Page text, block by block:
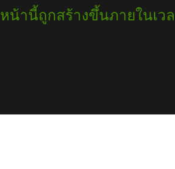
หน้านี้ถูกสร้างขึ้นภายในเว